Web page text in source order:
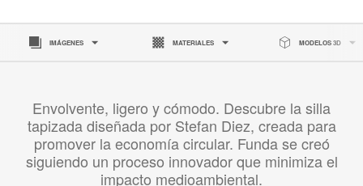
IMÁGENES MATERIALES MODELOS 3D
Envolvente, ligero y cómodo. Descubre la silla
tapizada diseñada por Stefan Diez, creada para
promover la economía circular. Funda se creó
siguiendo un proceso innovador que minimiza el
impacto medioambiental.